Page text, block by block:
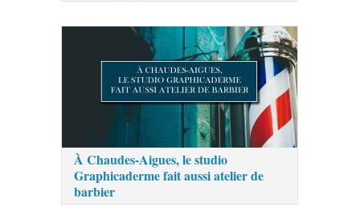
À Chaudes-Aigues, le studio
Graphicaderme fait aussi atelier de
barbier